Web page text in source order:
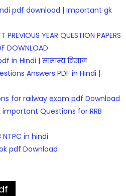
pdf download | Important gk
PREVIOUS YEAR QUESTION PAPERS
DOWNLOAD
in Hindi | सामान्य विज्ञान
Answers PDF in Hindi |
for railway exam pdf Download
Questions for RRB
in hindi
pdf Download